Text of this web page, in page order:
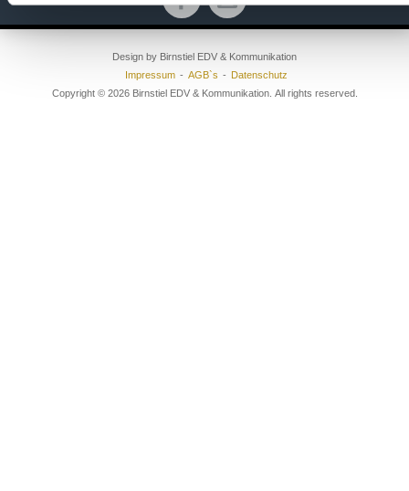
Design by Birnstiel EDV & Kommunikation
Impressum
AGB`s
Datenschutz
Copyright © 2026 Birnstiel EDV & Kommunikation. All rights reserved.